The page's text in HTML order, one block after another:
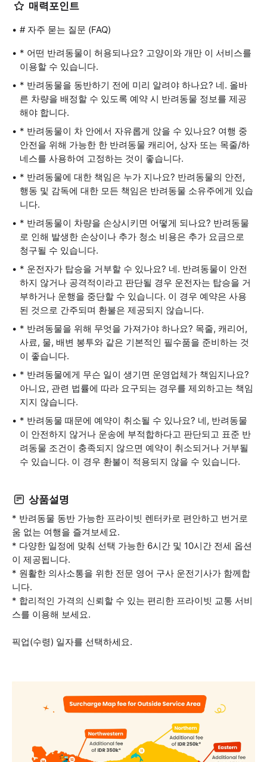
매력포인트
# 자주 묻는 질문 (FAQ)
* 어떤 반려동물이 허용되나요? 고양이와 개만 이 서비스를
이용할 수 있습니다.
* 반려동물을 동반하기 전에 미리 알려야 하나요? 네. 올바
른 차량을 배정할 수 있도록 예약 시 반려동물 정보를 제공
해야 합니다.
* 반려동물이 차 안에서 자유롭게 앉을 수 있나요? 여행 중
안전을 위해 가능한 한 반려동물 캐리어, 상자 또는 목줄/하
네스를 사용하여 고정하는 것이 좋습니다.
* 반려동물에 대한 책임은 누가 지나요? 반려동물의 안전,
행동 및 감독에 대한 모든 책임은 반려동물 소유주에게 있습
니다.
* 반려동물이 차량을 손상시키면 어떻게 되나요? 반려동물
로 인해 발생한 손상이나 추가 청소 비용은 추가 요금으로
청구될 수 있습니다.
* 운전자가 탑승을 거부할 수 있나요? 네. 반려동물이 안전
하지 않거나 공격적이라고 판단될 경우 운전자는 탑승을 거
부하거나 운행을 중단할 수 있습니다. 이 경우 예약은 사용
된 것으로 간주되며 환불은 제공되지 않습니다.
* 반려동물을 위해 무엇을 가져가야 하나요? 목줄, 캐리어,
사료, 물, 배변 봉투와 같은 기본적인 필수품을 준비하는 것
이 좋습니다.
* 반려동물에게 무슨 일이 생기면 운영업체가 책임지나요?
아니요, 관련 법률에 따라 요구되는 경우를 제외하고는 책임
지지 않습니다.
* 반려동물 때문에 예약이 취소될 수 있나요? 네, 반려동물
이 안전하지 않거나 운송에 부적합하다고 판단되고 표준 반
려동물 조건이 충족되지 않으면 예약이 취소되거나 거부될
수 있습니다. 이 경우 환불이 적용되지 않을 수 있습니다.
상품설명
* 반려동물 동반 가능한 프라이빗 렌터카로 편안하고 번거로
움 없는 여행을 즐겨보세요.
* 다양한 일정에 맞춰 선택 가능한 6시간 및 10시간 전세 옵션
이 제공됩니다.
* 원활한 의사소통을 위한 전문 영어 구사 운전기사가 함께합
니다.
* 합리적인 가격의 신뢰할 수 있는 편리한 프라이빗 교통 서비
스를 이용해 보세요.
픽업(수령) 일자를 선택하세요.